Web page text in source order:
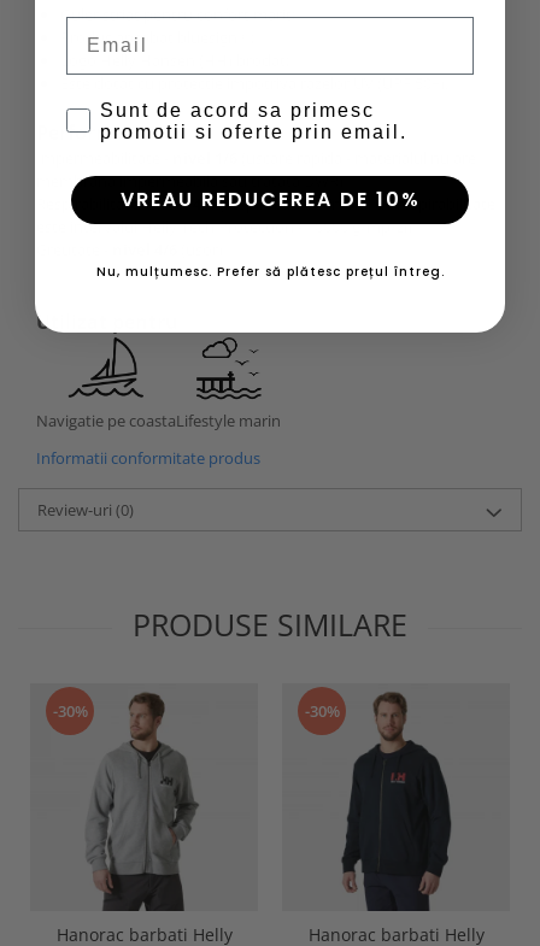
Guler striat pentru confort marit;
Produs aprobat bluesign®;
Performanta
membrana impermeabila sau tratata DWR)
Respirabilitate -nivel 4/6(respirabil - Intervalul de respirabilitate
este intervalul Helly Tech Protection - 10000 g/mp/zi)
Utilizat pentru
Navigatie pe coastaLifestyle marin
Informatii conformitate produs
Review-uri (0)
PRODUSE SIMILARE
-30%
Hanorac barbati Helly
-30%
Hanorac barbati Helly
Sunt de acord sa primesc
promotii si oferte prin email.
VREAU REDUCEREA DE 10%
Nu, mulțumesc. Prefer să plătesc prețul întreg.